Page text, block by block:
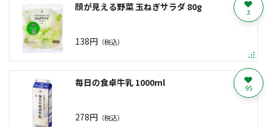
顔が見える野菜 玉ねぎサラダ 80g
138円 （税込）
3
毎日の食卓牛乳 1000ml
278円 （税込）
95